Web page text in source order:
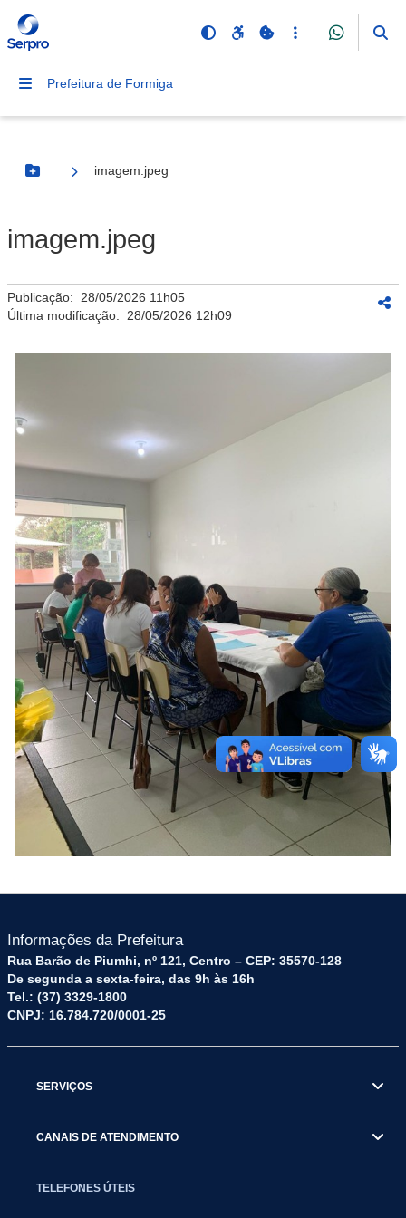
Prefeitura de Formiga
Botão Menu
imagem.jpeg
imagem.jpeg
Publicação: 28/05/2026 11h05
Última modificação: 28/05/2026 12h09
Informações da Prefeitura
Rua Barão de Piumhi, nº 121, Centro – CEP: 35570-128
De segunda a sexta-feira, das 9h às 16h
Tel.: (37) 3329-1800
CNPJ: 16.784.720/0001-25
SERVIÇOS
CANAIS DE ATENDIMENTO
TELEFONES ÚTEIS